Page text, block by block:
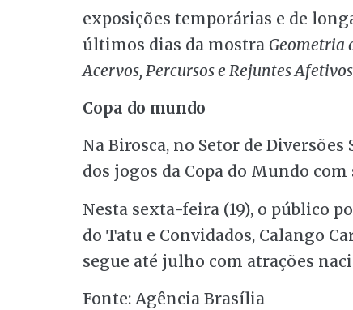
exposições temporárias e de
últimos dias da mostra Geometria
Acervos, Percursos e Rejuntes
Copa do mundo
Na Birosca, no Setor de
dos jogos da Copa do Mundo
Nesta sexta-feira (19), o público
do Tatu e Convidados, Calango
segue até julho com atrações
Fonte: Agência Brasília